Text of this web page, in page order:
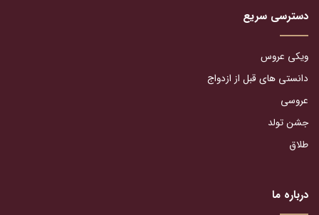
دسترسی سریع
ویکی عروس
دانستی های قبل از ازدواج
عروسی
جشن تولد
طلاق
درباره ما